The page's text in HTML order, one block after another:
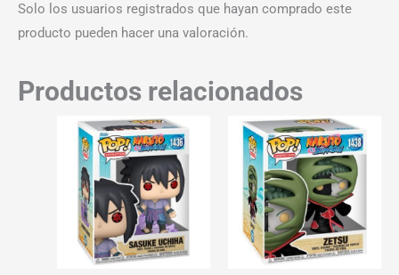
Solo los usuarios registrados que hayan comprado este
producto pueden hacer una valoración.
Productos relacionados